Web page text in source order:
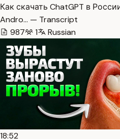
Как скачать ChatGPT в
Andro… — Transcript
987
1 Russian
18:52